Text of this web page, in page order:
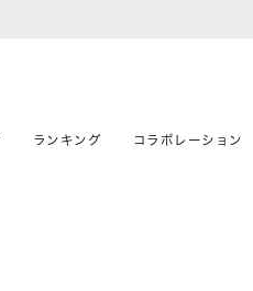
ランキング コラボレーション